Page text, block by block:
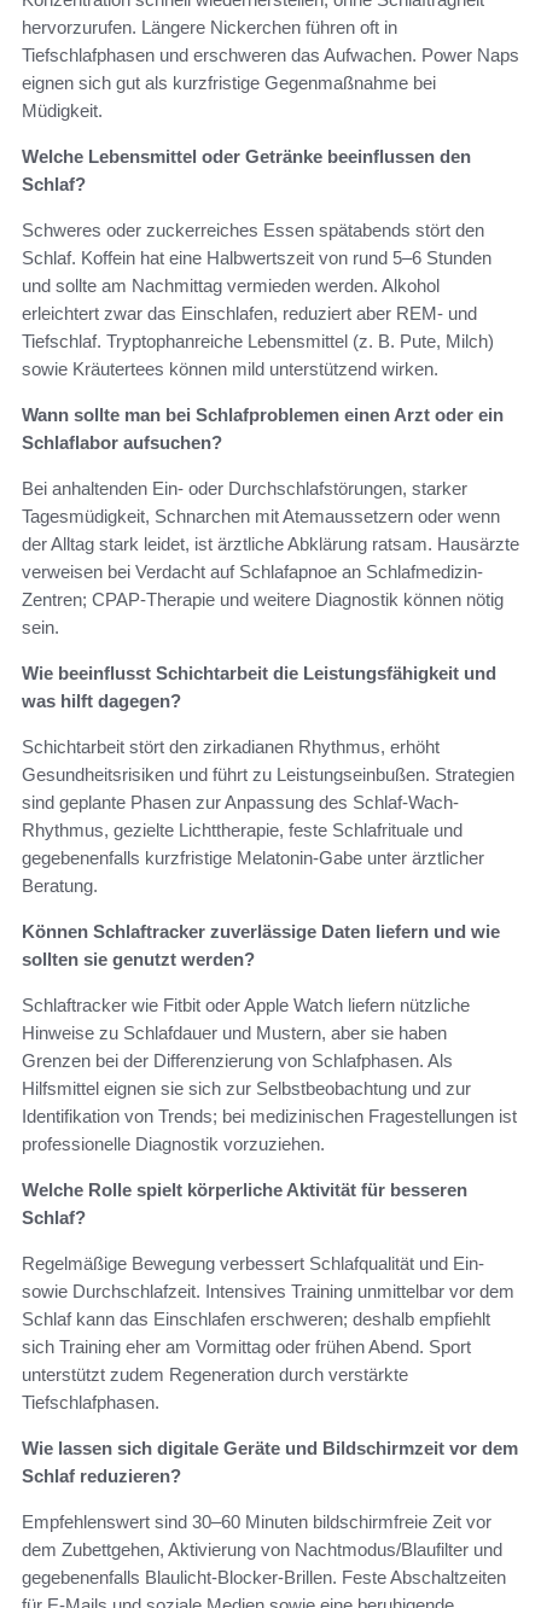
hervorzurufen. Längere Nickerchen führen oft in
Tiefschlafphasen und erschweren das Aufwachen. Power Naps
eignen sich gut als kurzfristige Gegenmaßnahme bei
Müdigkeit.
Welche Lebensmittel oder Getränke beeinflussen den
Schlaf?
Schweres oder zuckerreiches Essen spätabends stört den
Schlaf. Koffein hat eine Halbwertszeit von rund 5–6 Stunden
und sollte am Nachmittag vermieden werden. Alkohol
erleichtert zwar das Einschlafen, reduziert aber REM- und
Tiefschlaf. Tryptophanreiche Lebensmittel (z. B. Pute, Milch)
sowie Kräutertees können mild unterstützend wirken.
Wann sollte man bei Schlafproblemen einen Arzt oder ein
Schlaflabor aufsuchen?
Bei anhaltenden Ein- oder Durchschlafstörungen, starker
Tagesmüdigkeit, Schnarchen mit Atemaussetzern oder wenn
der Alltag stark leidet, ist ärztliche Abklärung ratsam. Hausärzte
verweisen bei Verdacht auf Schlafapnoe an Schlafmedizin-
Zentren; CPAP-Therapie und weitere Diagnostik können nötig
sein.
Wie beeinflusst Schichtarbeit die Leistungsfähigkeit und
was hilft dagegen?
Schichtarbeit stört den zirkadianen Rhythmus, erhöht
Gesundheitsrisiken und führt zu Leistungseinbußen. Strategien
sind geplante Phasen zur Anpassung des Schlaf-Wach-
Rhythmus, gezielte Lichttherapie, feste Schlafrituale und
gegebenenfalls kurzfristige Melatonin-Gabe unter ärztlicher
Beratung.
Können Schlaftracker zuverlässige Daten liefern und wie
sollten sie genutzt werden?
Schlaftracker wie Fitbit oder Apple Watch liefern nützliche
Hinweise zu Schlafdauer und Mustern, aber sie haben
Grenzen bei der Differenzierung von Schlafphasen. Als
Hilfsmittel eignen sie sich zur Selbstbeobachtung und zur
Identifikation von Trends; bei medizinischen Fragestellungen ist
professionelle Diagnostik vorzuziehen.
Welche Rolle spielt körperliche Aktivität für besseren
Schlaf?
Regelmäßige Bewegung verbessert Schlafqualität und Ein-
sowie Durchschlafzeit. Intensives Training unmittelbar vor dem
Schlaf kann das Einschlafen erschweren; deshalb empfiehlt
sich Training eher am Vormittag oder frühen Abend. Sport
unterstützt zudem Regeneration durch verstärkte
Tiefschlafphasen.
Wie lassen sich digitale Geräte und Bildschirmzeit vor dem
Schlaf reduzieren?
Empfehlenswert sind 30–60 Minuten bildschirmfreie Zeit vor
dem Zubettgehen, Aktivierung von Nachtmodus/Blaufilter und
gegebenenfalls Blaulicht-Blocker-Brillen. Feste Abschaltzeiten